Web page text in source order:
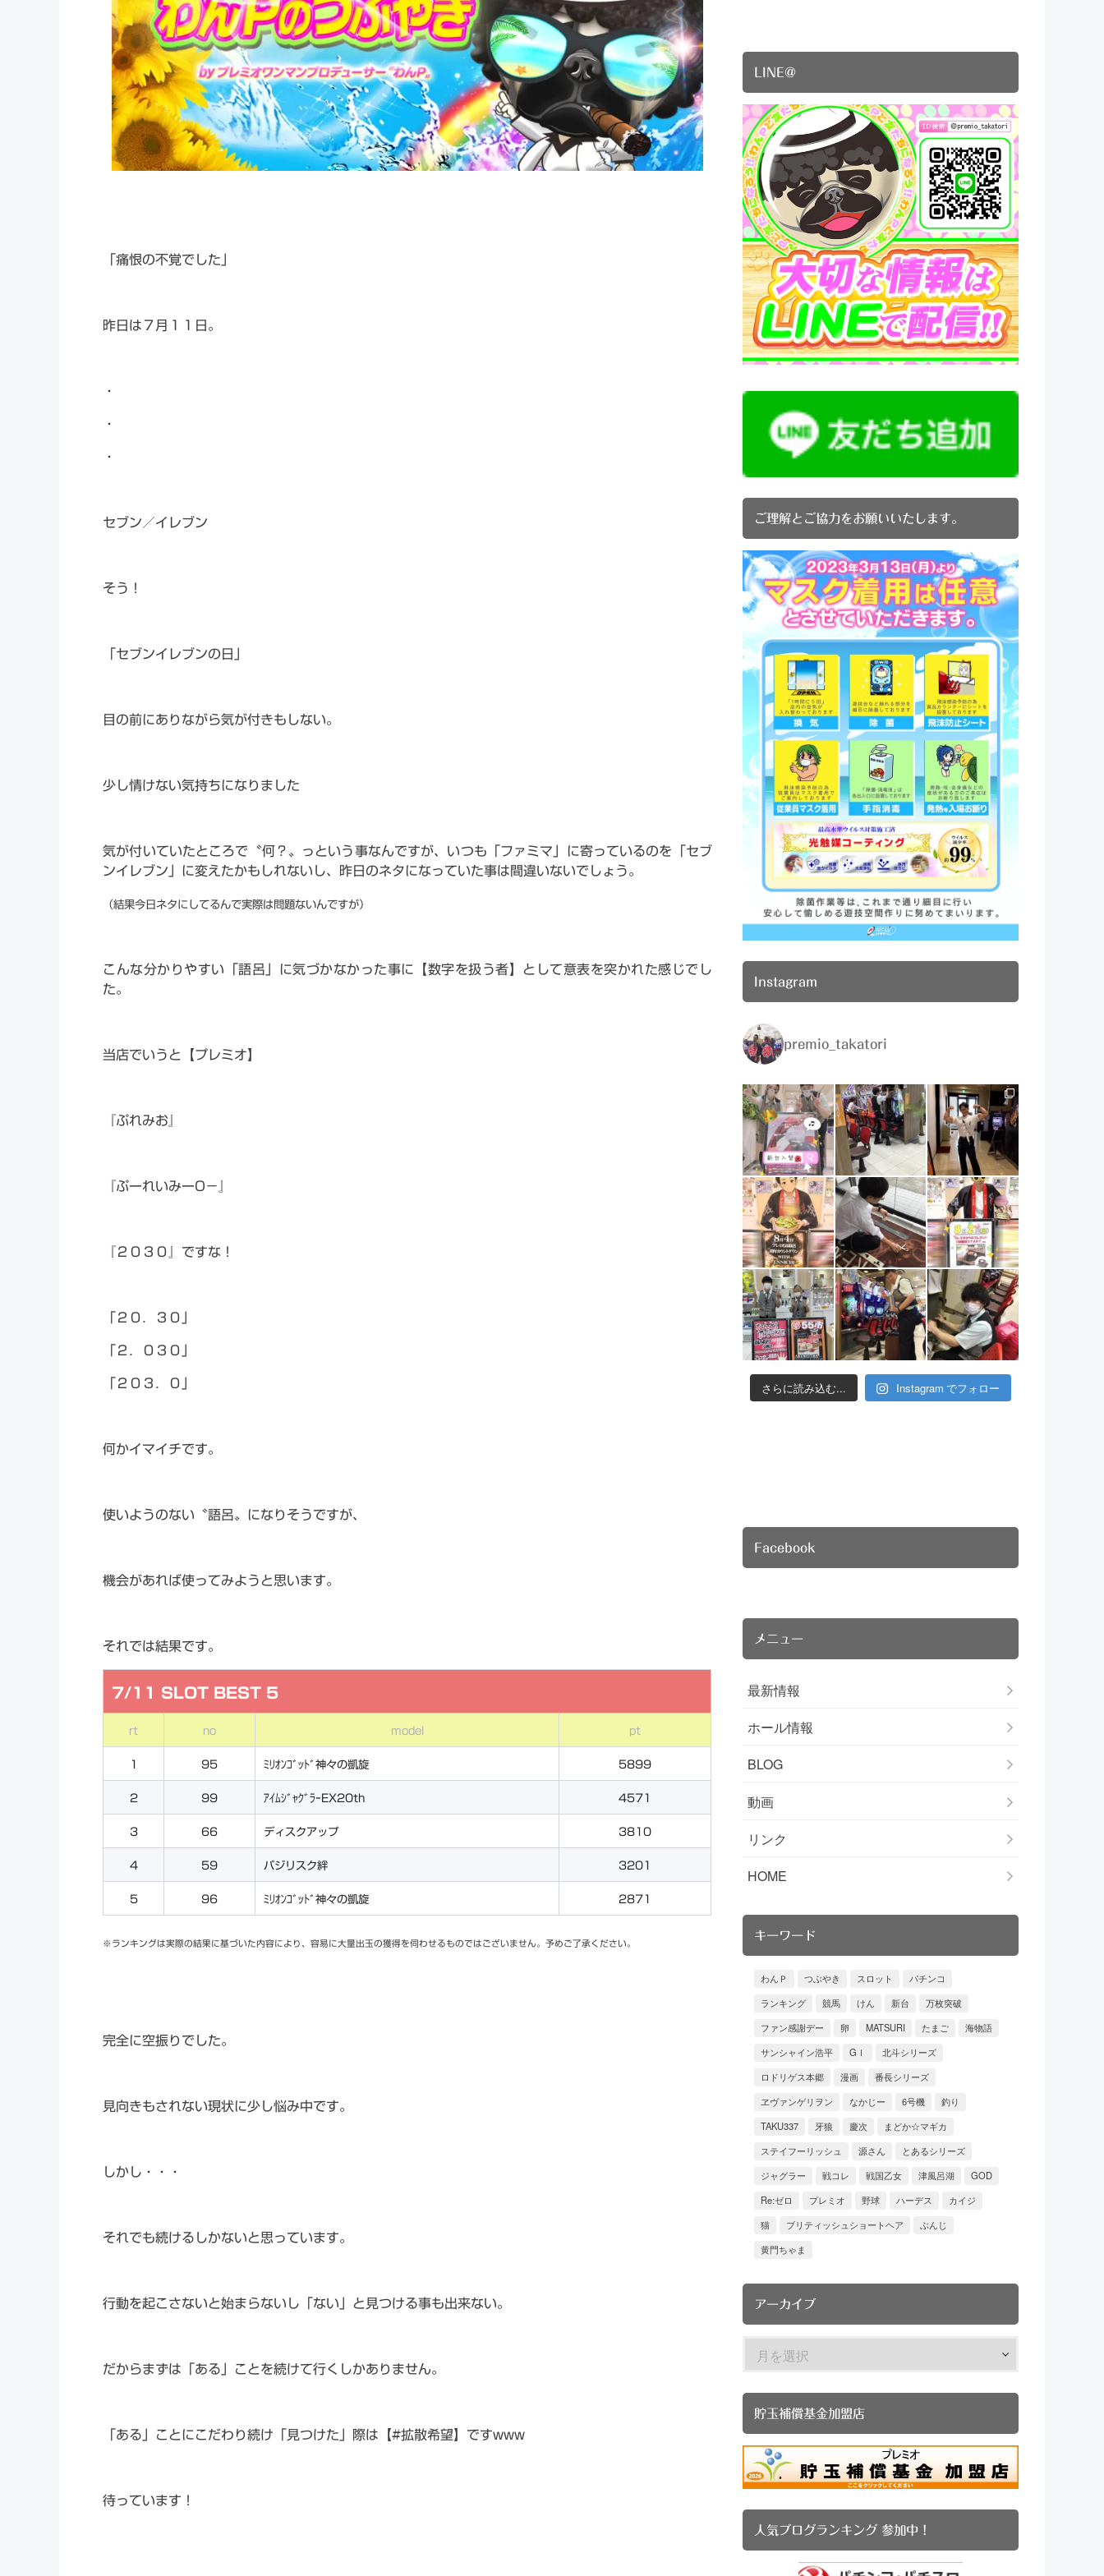
「痛恨の不覚でした」
昨日は７月１１日。
・
・
・
セブン／イレブン
そう！
「セブンイレブンの日」
目の前にありながら気が付きもしない。
少し情けない気持ちになりました
気が付いていたところで〝何？〟っという事なんですが、いつも「ファミマ」に寄っているのを「セブ
ンイレブン」に変えたかもしれないし、昨日のネタになっていた事は間違いないでしょう。
（結果今日ネタにしてるんで実際は問題ないんですが）
こんな分かりやすい「語呂」に気づかなかった事に【数字を扱う者】として意表を突かれた感じでし
た。
当店でいうと【プレミオ】
『ぷれみお』
『ぷーれいみーO－』
『２０３０』ですな！
「２０．３０」
「２．０３０」
「２０３．０」
何かイマイチです。
使いようのない〝語呂〟になりそうですが、
機会があれば使ってみようと思います。
それでは結果です。
7/11 SLOT BEST 5
rt no model pt
1 95 ﾐﾘｵﾝｺﾞｯﾄﾞ神々の凱旋 5899
2 99 ｱｲﾑｼﾞｬｸﾞﾗｰEX20th 4571
3 66 ディスクアップ 3810
4 59 バジリスク絆 3201
5 96 ﾐﾘｵﾝｺﾞｯﾄﾞ神々の凱旋 2871
※ランキングは実際の結果に基づいた内容により、容易に大量出玉の獲得を伺わせるものではございません。予めご了承ください。
完全に空振りでした。
見向きもされない現状に少し悩み中です。
しかし・・・
それでも続けるしかないと思っています。
行動を起こさないと始まらないし「ない」と見つける事も出来ない。
だからまずは「ある」ことを続けて行くしかありません。
「ある」ことにこだわり続け「見つけた」際は【#拡散希望】ですwww
待っています！
LINE@
ご理解とご協力をお願いいたします。
Instagram
premio_takatori
さらに読み込む... Instagram でフォロー
Facebook
メニュー
最新情報
ホール情報
BLOG
動画
リンク
HOME
キーワード
わんＰ つぶやき スロット
パチンコ
ランキング
競馬 けん 新台
万枚突破
ファン感謝デー
卵 MATSURI たまご
海物語
サンシャイン浩平
GⅠ
北斗シリーズ
ロドリゲス本郷
漫画
番長シリーズ
ヱヴァンゲリヲン
なかじー 6号機
釣り
TAKU337
牙狼 慶次
まどか☆マギカ
ステイフーリッシュ
源さん
とあるシリーズ
ジャグラー
戦コレ 戦国乙女 津風呂湖
GOD
Re:ゼロ
プレミオ 野球 ハーデス
カイジ
猫
ブリティッシュショートヘア
ぶんじ
黄門ちゃま
アーカイブ
貯玉補償基金加盟店
人気ブログランキング 参加中！